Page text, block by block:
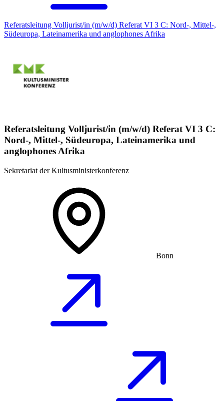
Referatsleitung Volljurist/in (m/w/d) Referat VI 3 C: Nord-, Mittel-,
Südeuropa, Lateinamerika und anglophones Afrika
Referatsleitung Volljurist/in (m/w/d) Referat VI 3 C:
Nord-, Mittel-, Südeuropa, Lateinamerika und
anglophones Afrika
Sekretariat der Kultusministerkonferenz
Bonn